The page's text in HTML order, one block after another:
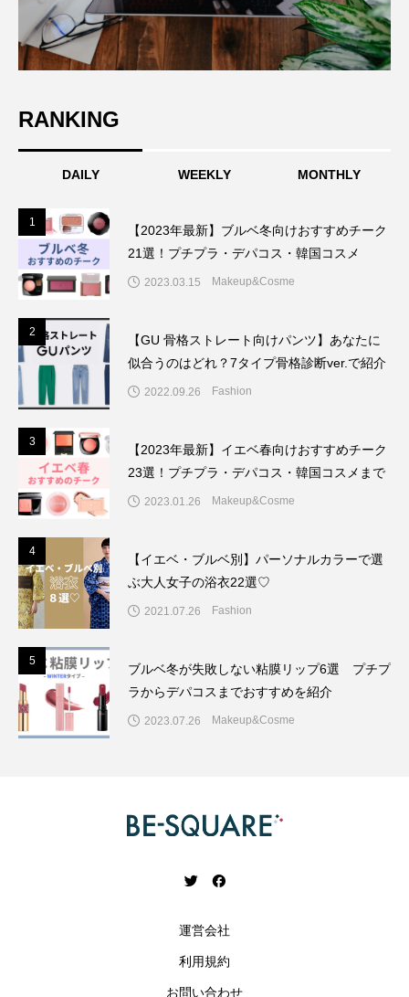
RANKING
DAILY WEEKLY MONTHLY
1
【2023年最新】ブルベ冬向けおすすめチーク
21選！プチプラ・デパコス・韓国コスメ
2023.03.15 Makeup&Cosme
2
【GU 骨格ストレート向けパンツ】あなたに
似合うのはどれ？7タイプ骨格診断ver.で紹介
2022.09.26 Fashion
3
【2023年最新】イエベ春向けおすすめチーク
23選！プチプラ・デパコス・韓国コスメまで
2023.01.26 Makeup&Cosme
4
【イエベ・ブルベ別】パーソナルカラーで選
ぶ大人女子の浴衣22選♡
2021.07.26 Fashion
5
ブルベ冬が失敗しない粘膜リップ6選 プチプ
ラからデパコスまでおすすめを紹介
2023.07.26 Makeup&Cosme
運営会社
利用規約
お問い合わせ